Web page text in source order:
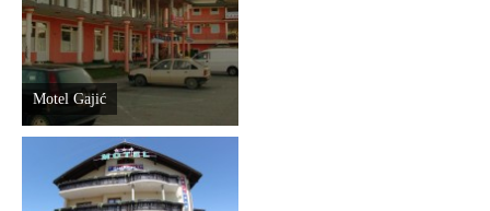
Motel Gajić